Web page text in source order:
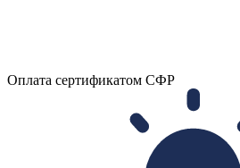
Оплата сертификатом СФР